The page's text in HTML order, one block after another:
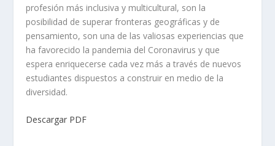
profesión más inclusiva y multicultural, son la
posibilidad de superar fronteras geográficas y de
pensamiento, son una de las valiosas experiencias que
ha favorecido la pandemia del Coronavirus y que
espera enriquecerse cada vez más a través de nuevos
estudiantes dispuestos a construir en medio de la
diversidad.
Descargar PDF